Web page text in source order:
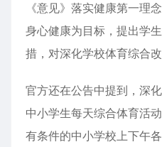
《意见》落实健康第一理
身心健康为目标，提出学
措，对深化学校体育综合
官方还在公告中提到，深
中小学生每天综合体育活
有条件的中小学校上下午